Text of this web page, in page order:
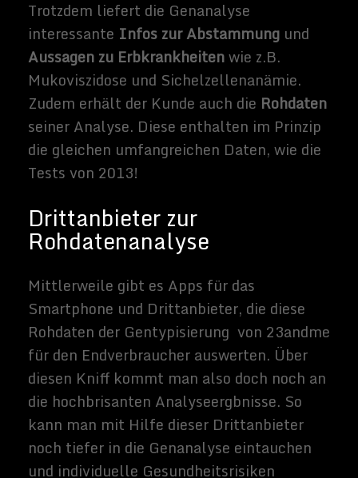
Warum eine obligatorische
DNA Analyse eine bessere
Welt schaffen wird
Dieses Video ging vor kurzem viral durch
Facebook. Es hatte sicherlich auch seine
Wirkung bei mir und mich für das Thema
Ahnenforschung wieder sensibilisiert.
In dem Video werden unterschiedliche
Menschen nach ihrer Abstammung befragt,
und was sie von sich und ihrer
Menschen beruhten nur auf ihr
Bauchgefühl und auf ihre offensichtlichen
Äußerlichkeiten. Im Verlaufe des Videos
zur DNS-Analyse abzugeben mit einem
verblüffenden Ergebnis für alle Beteiligten.